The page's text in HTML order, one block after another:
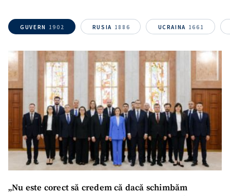
GUVERN 1902 RUSIA 1886 UCRAINA 1661
„Nu este corect să credem că dacă schimbăm
+ Mesajul știrei
CONTACT SURSĂ
Sursă anonimă
Nume+ Numele meu
Email+ Emailul meu
Telefon
+ Telefon personal
acord cupolitica de